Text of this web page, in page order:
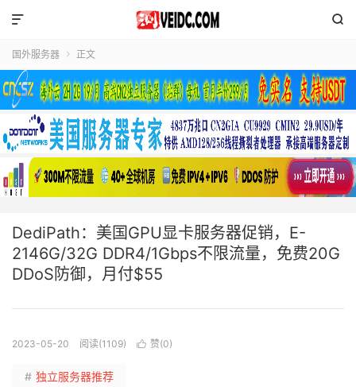


国外服务器  正文
DediPath：美国GPU显卡服务器促销，E-
2146G/32G DDR4/1Gbps不限流量，免费20G
DDoS防御，月付$55
2023-05-20 阅读(1109)  赞(0)
# 独立服务器推荐